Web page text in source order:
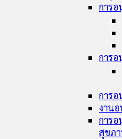
การ
การอ
การ
งาน
การ
สุขภ